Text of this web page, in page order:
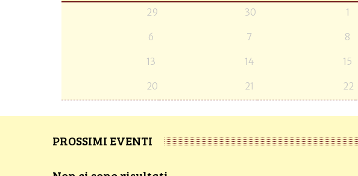
29 30 1
6 7 8
13 14 15
20 21 22
PROSSIMI EVENTI